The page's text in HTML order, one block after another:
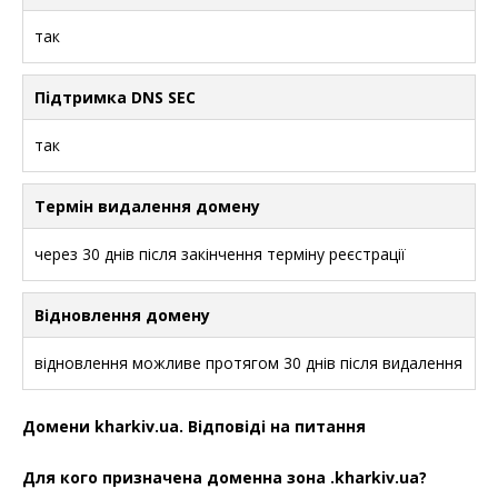
так
Підтримка DNS SEC
так
Термін видалення домену
через 30 днів після закінчення терміну реєстрації
Відновлення домену
відновлення можливе протягом 30 днів після видалення
Домени kharkiv.ua. Відповіді на питання
Для кого призначена доменна зона .kharkiv.ua?